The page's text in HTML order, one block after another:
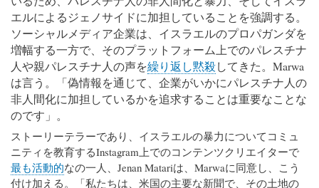
エルによるジェノサイドに加担していることを強調する。
ソーシャルメディア企業は、イスラエルのプロパガンダを
増幅する一方で、そのプラットフォーム上でのパレスチナ
人や親パレスチナ人の声を繰り返し黙殺してきた。Marwa
は言う。「偽情報を通じて、企業がいかにパレスチナ人の
非人間化に加担しているかを追求することは重要なことな
のです」。
ストーリーテラーであり、イスラエルの暴力についてコミュ
ニティを教育するInstagram上でのコンテンツクリエイターで
最も活動的なの一人、Jenan Matariは、Marwaに同意し、こう
付け加える。「私たちは、米国の主要な新聞で、その土地の